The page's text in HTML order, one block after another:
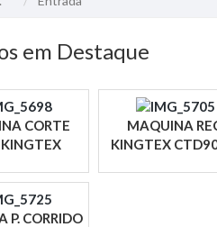
em Destaque
CORTE
KINGTEX
MAQUINA
KINGTEX
P. CORRIDO